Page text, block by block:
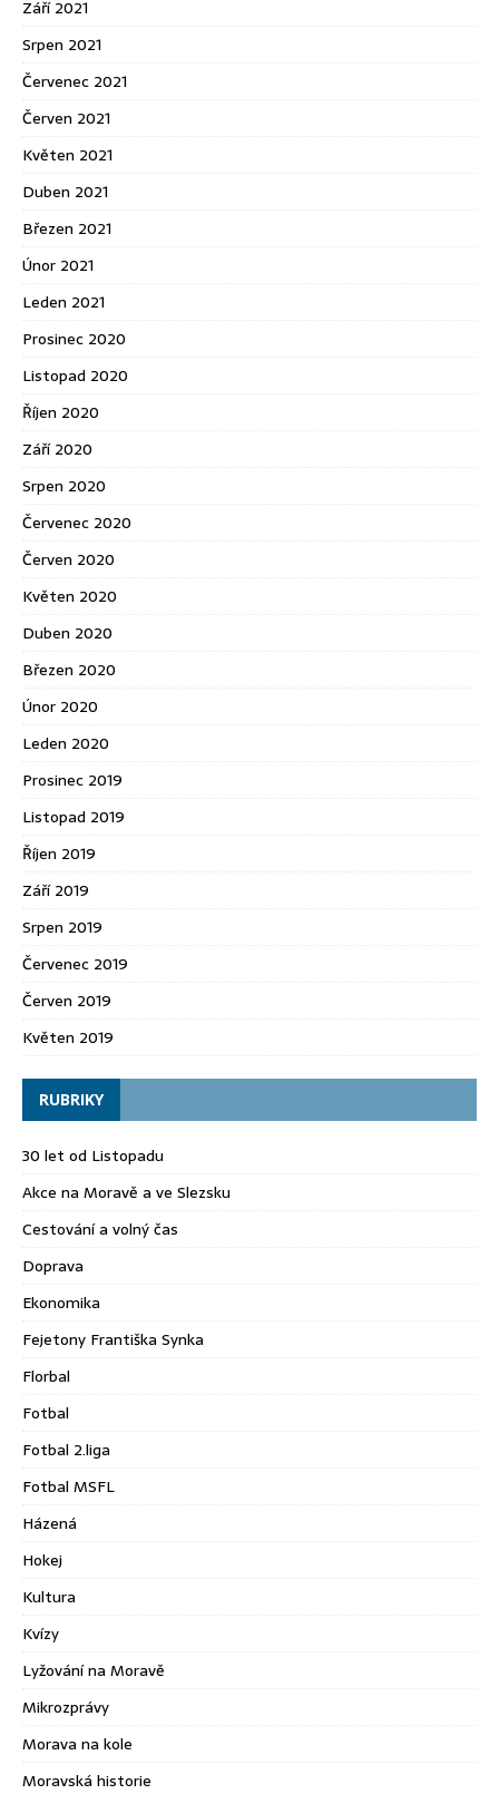
Září 2021
Srpen 2021
Červenec 2021
Červen 2021
Květen 2021
Duben 2021
Březen 2021
Únor 2021
Leden 2021
Prosinec 2020
Listopad 2020
Říjen 2020
Září 2020
Srpen 2020
Červenec 2020
Červen 2020
Květen 2020
Duben 2020
Březen 2020
Únor 2020
Leden 2020
Prosinec 2019
Listopad 2019
Říjen 2019
Září 2019
Srpen 2019
Červenec 2019
Červen 2019
Květen 2019
RUBRIKY
30 let od Listopadu
Akce na Moravě a ve Slezsku
Cestování a volný čas
Doprava
Ekonomika
Fejetony Františka Synka
Florbal
Fotbal
Fotbal 2.liga
Fotbal MSFL
Házená
Hokej
Kultura
Kvízy
Lyžování na Moravě
Mikrozprávy
Morava na kole
Moravská historie